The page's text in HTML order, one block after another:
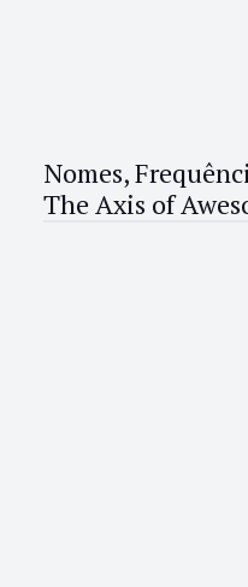
Nomes,
The Axis of